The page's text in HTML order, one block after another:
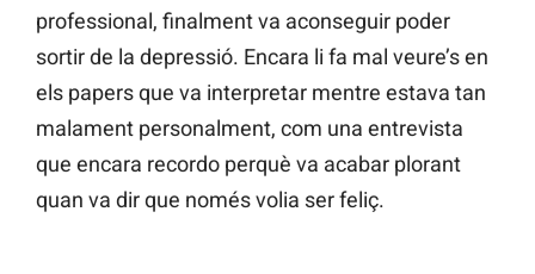
professional, finalment va aconseguir poder
sortir de la depressió. Encara li fa mal veure’s en
els papers que va interpretar mentre estava tan
malament personalment, com una entrevista
que encara recordo perquè va acabar plorant
quan va dir que només volia ser feliç.